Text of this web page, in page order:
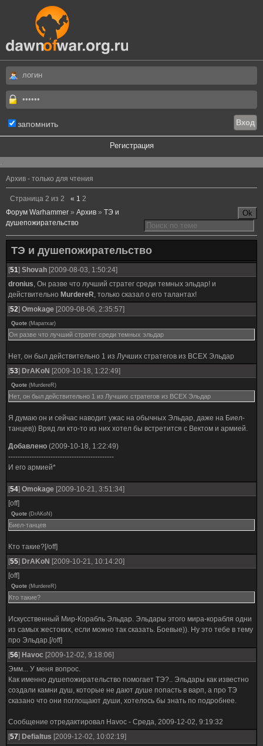
запомнить
Регистрация
.
Архив - только для чтения
Страница 2 из 2 « 1 2
Форум Warhammer » Архив » ТЭ и
душепожирательство
ТЭ и душепожирательство
[51] Shovah [2009-08-03, 1:50:24]
dronius, Он разве что лучший стратег среди темных эльдар! и
действительно MurdereR, только сказал о его талантах!
[52] Omokage [2009-08-06, 2:35:57]
Quote (Маратхаг)
Он разве что лучший стратег среди темных эльдар
Нет, он был действительно 1 из Лучших стратегов из ВСЕХ Эльдар
[53] DrAKoN [2009-10-18, 1:22:49]
Quote (MurdereR)
Нет, он был действительно 1 из Лучших стратегов из ВСЕХ Эльдар
Я думаю он и сейчас наводит ужас на обычных Эльдар, даже на Биел-
танцев)) Вряд ли кто-то из них хотел бы встретится с Вектом и армией.
Добавлено (2009-10-18, 1:22:49)
---------------------------------------------
И его армией*
[54] Omokage [2009-10-21, 3:51:34]
[off]
Quote (DrAKoN )
Биел-танцев
Кто такие?[/off]
[55] DrAKoN [2009-10-21, 10:14:20]
[off]
Quote (MurdereR)
Кто такие?
Искусственный Мир-Корабль Эльдар. Эльдары этого мира-корабля одни
из самых жестоких, если можно так сказать. Боевые)). Ну это тебе в тему
про Эльдар.[/off]
[56] Havoc [2009-12-02, 9:18:06]
Эмм... У меня вопрос.
Как именно душепожирательство помогает ТЭ?.. Эльдары как известно
создали камни душ, которые не дают душе попасть в варп, а про ТЭ
сказано что они поглощают души, хотелось бы знать по подробнее.
Сообщение отредактировал Havoc - Среда, 2009-12-02, 9:19:32
[57] Defialtus [2009-12-02, 10:02:19]